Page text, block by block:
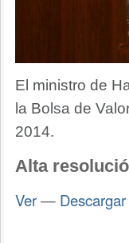
El ministro de
la Bolsa de
2014.
Alta
Ver— Descargar